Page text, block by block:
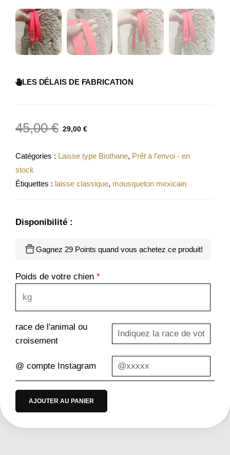
LES DÉLAIS DE FABRICATION
45,00€ 29,00 €
Catégories : Laisse type Biothane, Prêt à l'envoi - en
stock
Étiquettes : laisse classique, mousqueton mexicain
Disponibilité :
Gagnez 29 Points quand vous achetez ce produit!
Poids de votre chien *
race de l'animal ou
croisement
@ compte Instagram
AJOUTER AU PANIER